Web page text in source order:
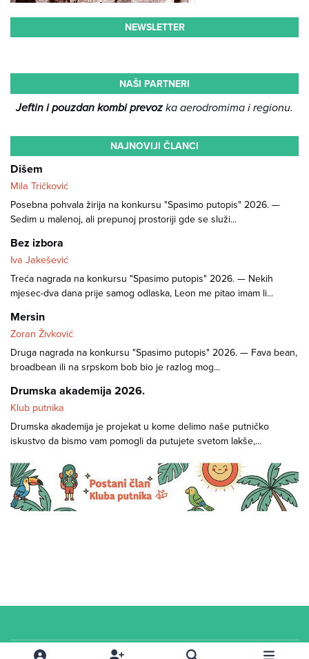
NEWSLETTER
NAŠI PARTNERI
Jeftin i pouzdan kombi prevozka aerodromima i regionu.
NAJNOVIJI ČLANCI
Dišem
Mila Tričković
Posebna pohvala žirija na konkursu "Spasimo putopis" 2026. —
Sedim u malenoj, ali prepunoj prostoriji gde se služi...
Bez izbora
Iva Jakešević
Treća nagrada na konkursu "Spasimo putopis" 2026. — Nekih
mjesec-dva dana prije samog odlaska, Leon me pitao imam li...
Mersin
Zoran Živković
Druga nagrada na konkursu "Spasimo putopis" 2026. — Fava bean,
broadbean ili na srpskom bob bio je razlog mog...
Drumska akademija 2026.
Klub putnika
Drumska akademija je projekat u kome delimo naše putničko
iskustvo da bismo vam pomogli da putujete svetom lakše,...